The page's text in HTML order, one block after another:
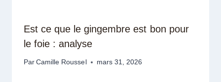
Est ce que le gingembre est bon pour
le foie : analyse
Par Camille Roussel mars 31, 2026